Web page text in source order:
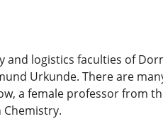
and logistics faculties of
Urkunde. There are
a female professor from